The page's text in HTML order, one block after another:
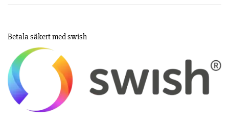
Betala säkert med swish